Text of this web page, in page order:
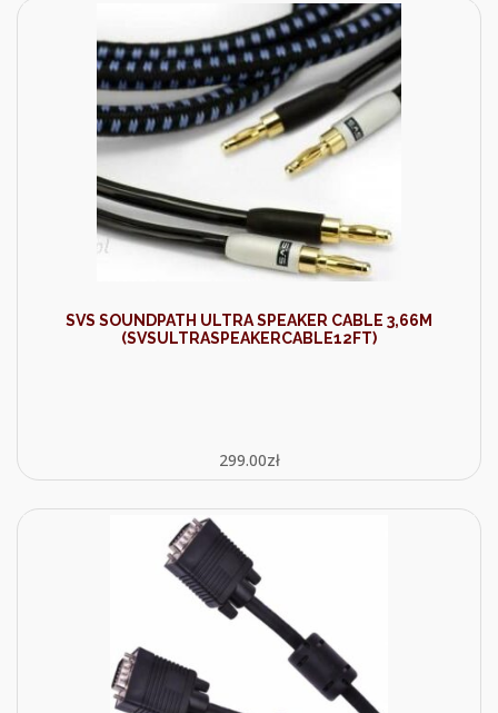
SVS SOUNDPATH ULTRA SPEAKER CABLE 3,66M
(SVSULTRASPEAKERCABLE12FT)
299.00zł